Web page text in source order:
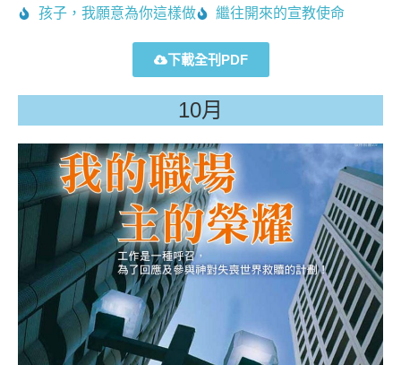
孩子，我願意為你這樣做
繼往開來的宣教使命
下載全刊PDF
10月